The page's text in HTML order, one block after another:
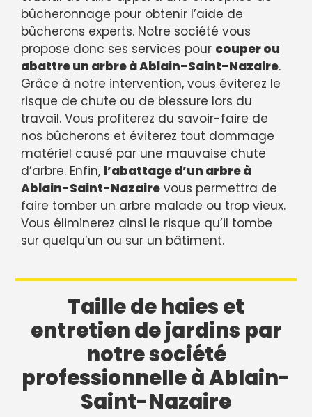
bûcheronnage pour obtenir l’aide de
bûcherons experts. Notre société vous
propose donc ses services pour couper ou
abattre un arbre à Ablain-Saint-Nazaire.
Grâce à notre intervention, vous éviterez le
risque de chute ou de blessure lors du
travail. Vous profiterez du savoir-faire de
nos bûcherons et éviterez tout dommage
matériel causé par une mauvaise chute
d’arbre. Enfin, l’abattage d’un arbre à
Ablain-Saint-Nazaire vous permettra de
faire tomber un arbre malade ou trop vieux.
Vous éliminerez ainsi le risque qu’il tombe
sur quelqu’un ou sur un bâtiment.
Taille de haies et
entretien de jardins par
notre société
professionnelle à Ablain-
Saint-Nazaire